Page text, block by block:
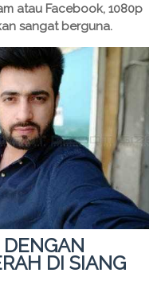
atau Facebook, 1080p
sangat berguna.
DI SIANG